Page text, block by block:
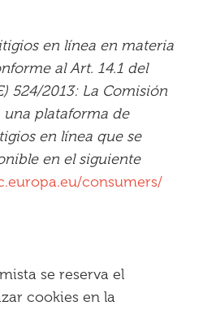
en línea en materia
al Art. 14.1 del
524/2013: La Comisión
una plataforma de
en línea que se
en el siguiente
consumers/
se reserva el
cookies en la